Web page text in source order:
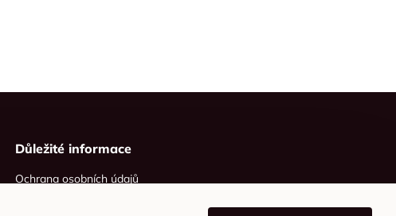
Důležité informace
Ochrana osobních údajů